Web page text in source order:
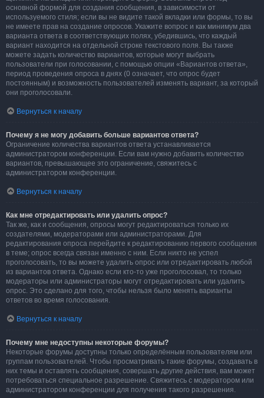
основной формой для создания сообщения, в зависимости от
используемого стиля; если вы не видите такой вкладки или формы, то вы
не имеете прав на создание опросов. Укажите вопрос и как минимум два
варианта ответа в соответствующих полях, убедившись, что каждый
вариант находится на отдельной строке текстового поля. Вы также
можете задать количество вариантов, которые могут выбрать
пользователи при голосовании, с помощью опции «Вариантов ответа»,
период проведения опроса в днях (0 означает, что опрос будет
постоянным) и возможность пользователей изменять вариант, за который
они проголосовали.
Вернуться к началу
Почему я не могу добавить больше вариантов ответа?
Ограничение количества вариантов ответа устанавливается
администратором конференции. Если вам нужно добавить количество
вариантов, превышающее это ограничение, свяжитесь с
администратором конференции.
Вернуться к началу
Как мне отредактировать или удалить опрос?
Так же, как и сообщения, опросы могут редактироваться только их
создателями, модераторами или администраторами. Для
редактирования опроса перейдите к редактированию первого сообщения
в теме; опрос всегда связан именно с ним. Если никто не успел
проголосовать, то вы можете удалить опрос или отредактировать любой
из вариантов ответа. Однако если кто-то уже проголосовал, то только
модераторы или администраторы могут отредактировать или удалить
опрос. Это сделано для того, чтобы нельзя было менять варианты
ответов во время голосования.
Вернуться к началу
Почему мне недоступны некоторые форумы?
Некоторые форумы доступны только определённым пользователям или
группам пользователей. Чтобы просматривать такие форумы, создавать в
них темы и оставлять сообщения, совершать другие действия, вам может
потребоваться специальное разрешение. Свяжитесь с модератором или
администратором конференции для получения такого разрешения.